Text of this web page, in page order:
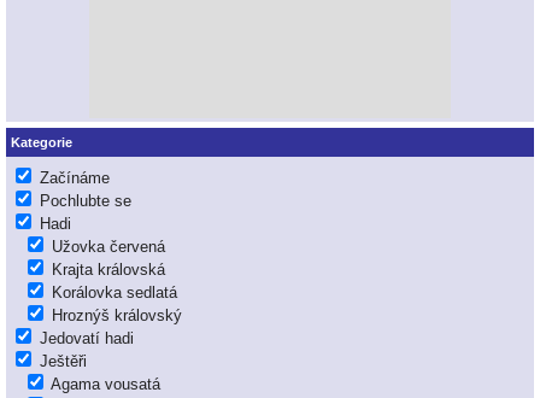
Kategorie
Začínáme
Pochlubte se
Hadi
Užovka červená
Krajta královská
Korálovka sedlatá
Hroznýš královský
Jedovatí hadi
Ještěři
Agama vousatá